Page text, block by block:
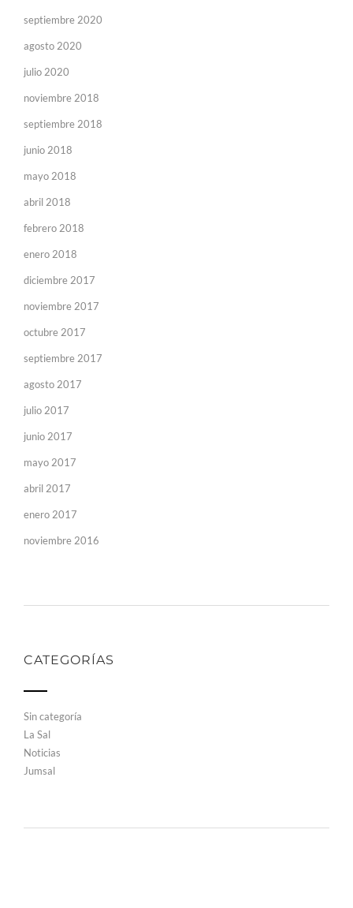
septiembre 2020
agosto 2020
julio 2020
noviembre 2018
septiembre 2018
junio 2018
mayo 2018
abril 2018
febrero 2018
enero 2018
diciembre 2017
noviembre 2017
octubre 2017
septiembre 2017
agosto 2017
julio 2017
junio 2017
mayo 2017
abril 2017
enero 2017
noviembre 2016
CATEGORÍAS
Sin categoría
La Sal
Noticias
Jumsal